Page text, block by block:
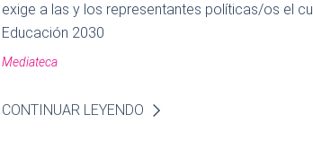
exige a las y los representantes políticas/os el
Educación 2030
Mediateca
CONTINUAR LEYENDO